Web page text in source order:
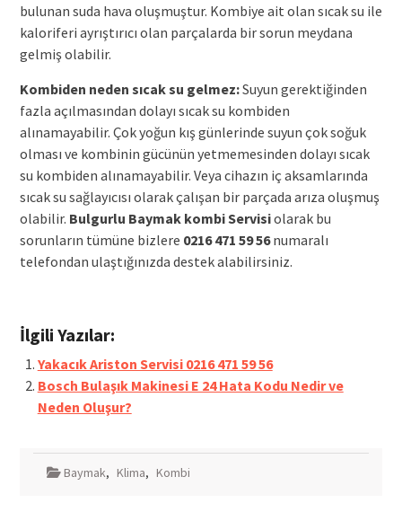
bulunan suda hava oluşmuştur. Kombiye ait olan sıcak su ile
kaloriferi ayrıştırıcı olan parçalarda bir sorun meydana
gelmiş olabilir.
Kombiden neden sıcak su gelmez:Suyun gerektiğinden
fazla açılmasından dolayı sıcak su kombiden
alınamayabilir. Çok yoğun kış günlerinde suyun çok soğuk
olması ve kombinin gücünün yetmemesinden dolayı sıcak
su kombiden alınamayabilir. Veya cihazın iç aksamlarında
sıcak su sağlayıcısı olarak çalışan bir parçada arıza oluşmuş
olabilir. Bulgurlu Baymak kombi Servisiolarak bu
sorunların tümüne bizlere 0216 471 59 56numaralı
telefondan ulaştığınızda destek alabilirsiniz.
İlgili Yazılar:
Yakacık Ariston Servisi 0216 471 59 56
Bosch Bulaşık Makinesi E 24 Hata Kodu Nedir ve
Neden Oluşur?
Baymak, Klima, Kombi